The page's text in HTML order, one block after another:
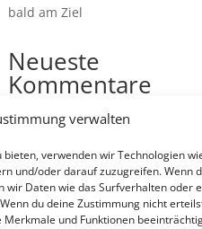
verwalten
verwenden wir Technologien
und/oder darauf zuzugreifen. Wenn
wir Daten wie das Surfverhalten oder
du deine Zustimmung nicht
und Funktionen
bald am Ziel
Neueste
Kommentare
Es sind keine Kommentare